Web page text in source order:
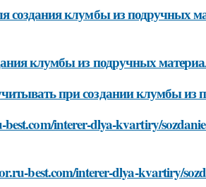
создания клумбы из подручных
клумбы из подручных
при создании клумбы из
interer-dlya-kvartiry/
best.com/interer-dlya-kvartiry/